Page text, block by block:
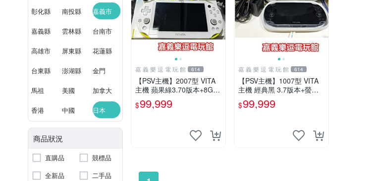
彰化縣 南投縣 嘉義市
嘉義縣 雲林縣 台南市
高雄市 屏東縣 花蓮縣
台東縣 澎湖縣 金門
馬祖 美國 加拿大
香港 中國 日本
商品狀況
直購品
競標品
全新品
二手品
嘉 義 樂 逗 電 玩 館 614
【PSV主機】2007型 VITA
主機 蘋果綠3.70版本+8G記
憶卡+螢幕保護貼【9成新】
✪中古二手✪嘉義樂逗電玩
$99,999
嘉 義 樂 逗 電 玩 館 614
【PSV主機】1007型 VITA
主機 經典黑 3.7版本+螢幕
保護貼+主機收納包【9成
新】✪中古二手✪嘉義樂逗
$99,999